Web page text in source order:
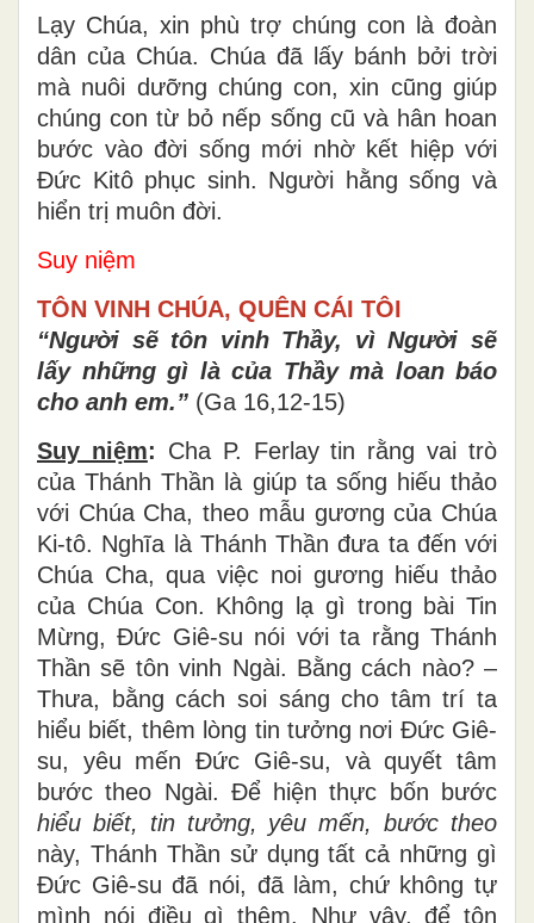
Lạy Chúa, xin phù trợ chúng con là đoàn
dân của Chúa. Chúa đã lấy bánh bởi trời
mà nuôi dưỡng chúng con, xin cũng giúp
chúng con từ bỏ nếp sống cũ và hân hoan
bước vào đời sống mới nhờ kết hiệp với
Ðức Kitô phục sinh. Người hằng sống và
hiển trị muôn đời.
Suy niệm
TÔN VINH CHÚA, QUÊN CÁI TÔI
“Người sẽ tôn vinh Thầy, vì Người sẽ
lấy những gì là của Thầy mà loan báo
cho anh em.” (Ga 16,12-15)
Suy niệm: Cha P. Ferlay tin rằng vai trò
của Thánh Thần là giúp ta sống hiếu thảo
với Chúa Cha, theo mẫu gương của Chúa
Ki-tô. Nghĩa là Thánh Thần đưa ta đến với
Chúa Cha, qua việc noi gương hiếu thảo
của Chúa Con. Không lạ gì trong bài Tin
Mừng, Đức Giê-su nói với ta rằng Thánh
Thần sẽ tôn vinh Ngài. Bằng cách nào? –
Thưa, bằng cách soi sáng cho tâm trí ta
hiểu biết, thêm lòng tin tưởng nơi Đức Giê-
su, yêu mến Đức Giê-su, và quyết tâm
bước theo Ngài. Để hiện thực bốn bước
hiểu biết, tin tưởng, yêu mến, bước theo
này, Thánh Thần sử dụng tất cả những gì
Đức Giê-su đã nói, đã làm, chứ không tự
mình nói điều gì thêm. Như vậy, để tôn